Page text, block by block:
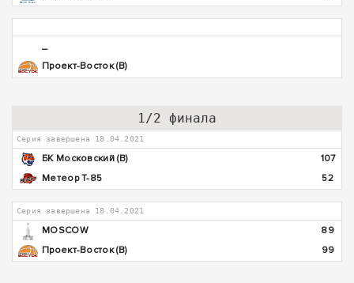
_
Проект-Восток (В)
1/2 финала
Серия завершена 18.04.2021
БК Московский (В)
107
Метеор Т-85
52
Серия завершена 18.04.2021
MOSCOW
89
Проект-Восток (В)
99